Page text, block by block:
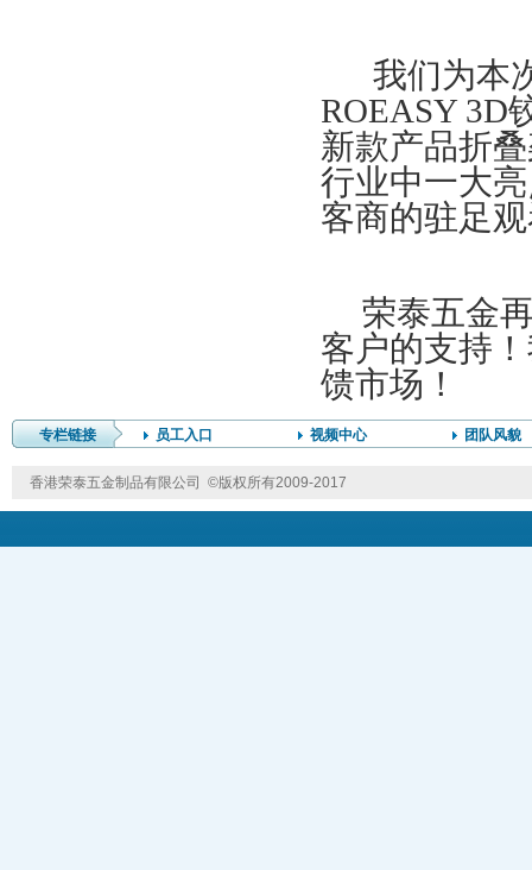
我们为本
ROEASY 3D
新款产品折
行业中一大
客商的驻足
荣泰五金
客户的支持
馈市场！
专栏链接 员工入口 视频中心 团队风貌
香港荣泰五金制品有限公司 ©版权所有2009-2017